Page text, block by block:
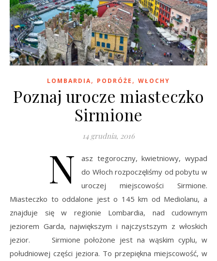
LOMBARDIA, PODRÓŻE , WŁOCHY
Poznaj urocze miasteczko
Sirmione
14 grudnia, 2016
N
asz tegoroczny, kwietniowy, wypad
do Włoch rozpoczęliśmy od pobytu w
uroczej miejscowości Sirmione.
Miasteczko to oddalone jest o 145 km od Mediolanu, a
znajduje się w regionie Lombardia, nad cudownym
jeziorem Garda, największym i najczystszym z włoskich
jezior. Sirmione położone jest na wąskim cyplu, w
południowej części jeziora. To przepiękna miejscowość, w